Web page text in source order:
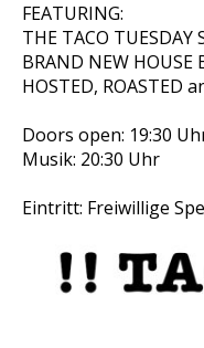
FEATURING:
THE TACO TUESDAY
BRAND NEW HOUSE
HOSTED, ROASTED
Doors open: 19:30
Musik: 20:30 Uhr
Eintritt: Freiwillige